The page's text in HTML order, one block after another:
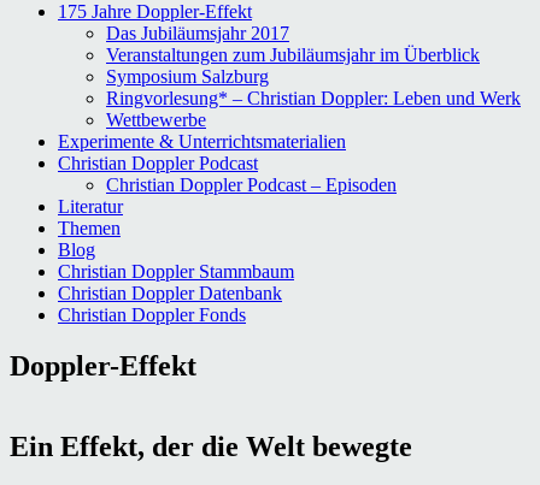
175 Jahre Doppler-Effekt
Das Jubiläumsjahr 2017
Veranstaltungen zum Jubiläumsjahr im Überblick
Symposium Salzburg
Ringvorlesung* – Christian Doppler: Leben und Werk
Wettbewerbe
Experimente & Unterrichtsmaterialien
Christian Doppler Podcast
Christian Doppler Podcast – Episoden
Literatur
Themen
Blog
Christian Doppler Stammbaum
Christian Doppler Datenbank
Christian Doppler Fonds
Doppler-Effekt
Ein Effekt, der die Welt bewegte